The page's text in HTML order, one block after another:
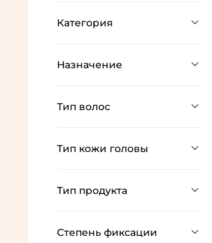
Категория
Назначение
Тип волос
Тип кожи головы
Тип продукта
Степень фиксации